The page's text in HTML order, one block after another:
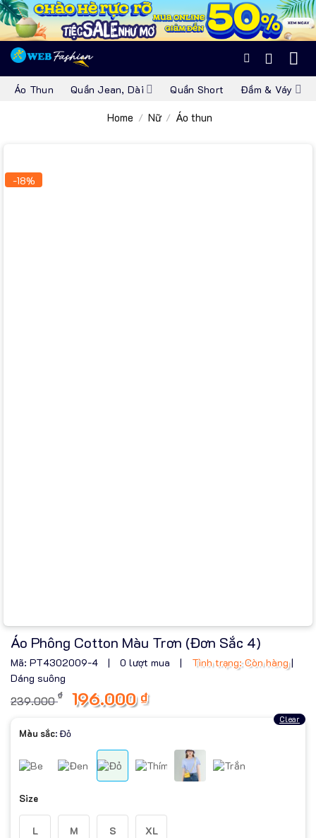
Skip
to
content
Áo Thun Quần Jean, Dài Quần Short Đầm & Váy
Home / Nữ / Áo thun
-18%
Áo Phông Cotton Màu Trơn (Đơn Sắc 4)
Mã: PT4302009-4 | 0 lượt mua | Tình trạng: Còn hàng|
Dáng suông
239.000₫ 196.000₫
Màu sắc:Đỏ
Size
L M S XL
Clear